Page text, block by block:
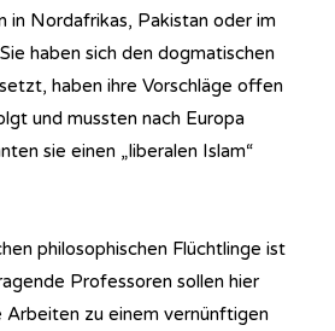
in Nordafrikas, Pakistan oder im
haben sich den dogmatischen
haben ihre Vorschläge offen
und mussten nach Europa
sie einen „liberalen Islam“
philosophischen Flüchtlinge ist
Professoren sollen hier
Arbeiten zu einem vernünftigen